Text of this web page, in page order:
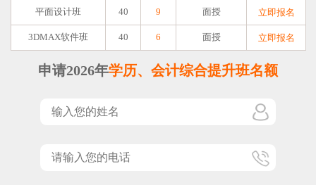
平面设计班 40 9 面授 立即报名
3DMAX软件班 40 6 面授 立即报名
申请2026年学历、会计综合提升班名额